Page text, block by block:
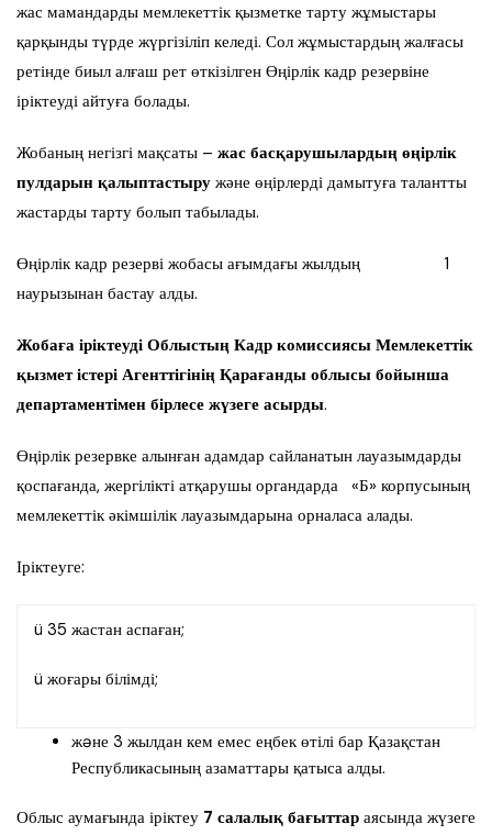
жас мамандарды мемлекеттік қызметке тарту жұмыстары
қарқынды түрде жүргізіліп келеді. Сол жұмыстардың жалғасы
ретінде биыл алғаш рет өткізілген Өңірлік кадр резервіне
іріктеуді айтуға болады.
Жобаның негізгі мақсаты – жас басқарушылардың өңірлік
пулдарын қалыптастыру және өңірлерді дамытуға талантты
жастарды тарту болып табылады.
Өңірлік кадр резерві жобасы ағымдағы жылдың 1
наурызынан бастау алды.
Жобаға іріктеуді Облыстың Кадр комиссиясы Мемлекеттік
қызмет істері Агенттігінің Қарағанды облысы бойынша
департаментімен бірлесе жүзеге асырды.
Өңірлік резервке алынған адамдар сайланатын лауазымдарды
қоспағанда, жергілікті атқарушы органдарда «Б» корпусының
мемлекеттік әкімшілік лауазымдарына орналаса алады.
Іріктеуге:
ü 35 жастан аспаған;
ü жоғары білімді;
жəне 3 жылдан кем емес еңбек өтілі бар Қазақстан
Республикасының азаматтары қатыса алды.
Облыс аумағында іріктеу 7 салалық бағыттар аясында жүзеге